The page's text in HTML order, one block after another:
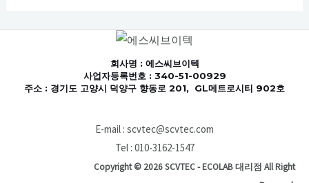
회사명 : 에스씨브이텍
사업자등록번호 : 340-51-00929
주소 : 경기도 고양시 덕양구 향동로 201, GL메트로시티 902호
E-mail : scvtec@scvtec.com
Tel : 010-3162-1547
Copyright © 2026 SCVTEC - ECOLAB 대리점 All Right